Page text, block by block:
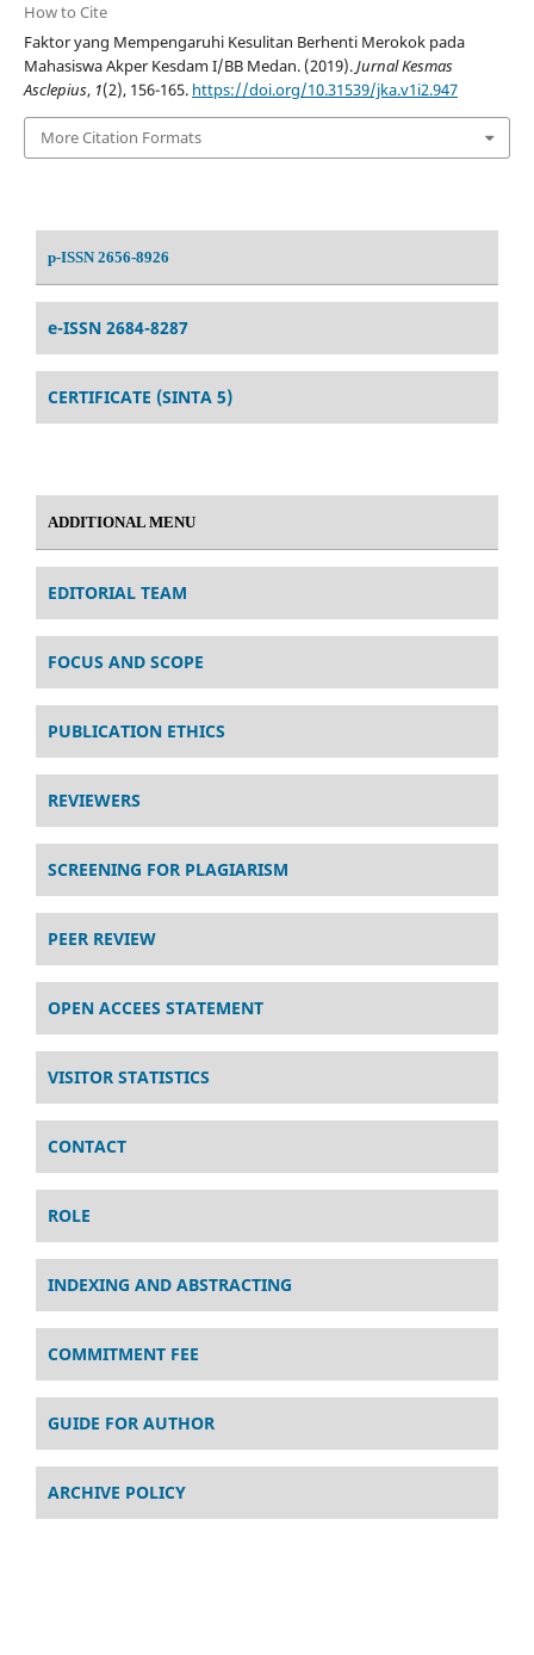
How to Cite
Faktor yang Mempengaruhi Kesulitan Berhenti Merokok pada
Mahasiswa Akper Kesdam I/BB Medan. (2019).Jurnal Kesmas
Asclepius, 1(2), 156-165. https://doi.org/10.31539/jka.v1i2.947
More Citation Formats
p-ISSN 2656-8926
e-ISSN 2684-8287
CERTIFICATE (SINTA 5)
ADDITIONAL MENU
EDITORIAL TEAM
FOCUS AND SCOPE
PUBLICATION ETHICS
REVIEWERS
SCREENING FOR PLAGIARISM
PEER REVIEW
OPEN ACCEES STATEMENT
VISITOR STATISTICS
CONTACT
ROLE
INDEXING AND ABSTRACTING
COMMITMENT FEE
GUIDE FOR AUTHOR
ARCHIVE POLICY